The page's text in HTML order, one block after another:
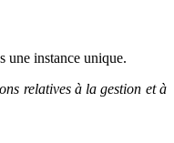
une instance unique.
relatives à la gestion et à